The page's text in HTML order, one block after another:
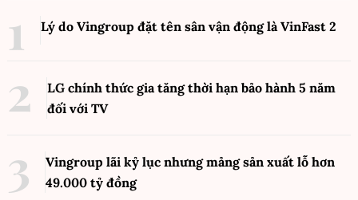
Lý do Vingroup đặt tên sân vận động là VinFast 2
LG chính thức gia tăng thời hạn bảo hành 5 năm
đối với TV
Vingroup lãi kỷ lục nhưng mảng sản xuất lỗ hơn
49.000 tỷ đồng